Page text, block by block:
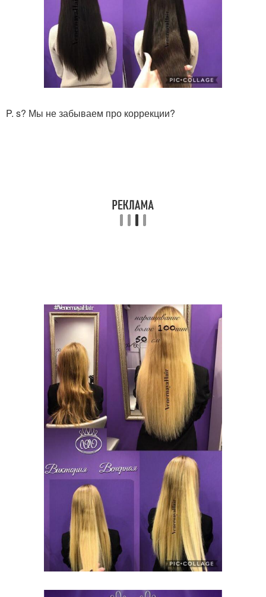
P. s? Мы не забываем про коррекции?